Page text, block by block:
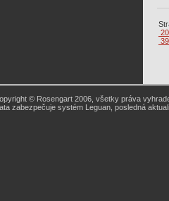
20
39
© Rosengart 2006, všetky práva
zabezpečuje systém Leguan, posledná